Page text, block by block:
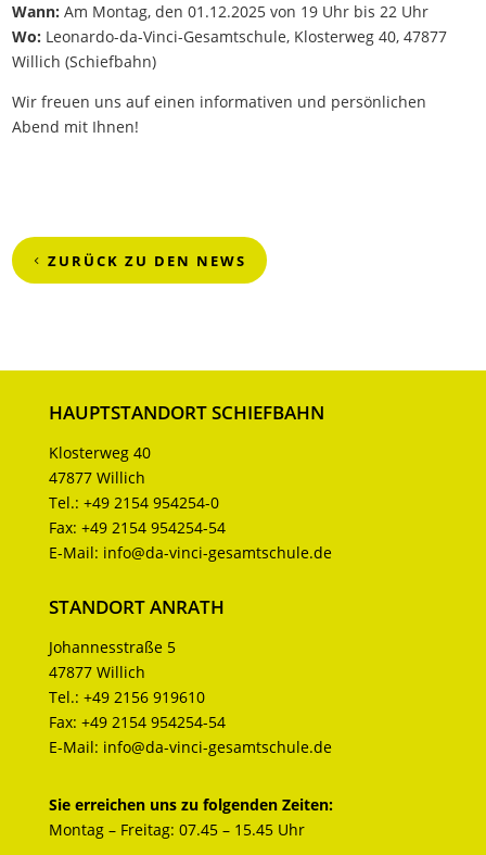
Wann: Am Montag, den 01.12.2025 von 19 Uhr bis 22 Uhr
Wo: Leonardo-da-Vinci-Gesamtschule, Klosterweg 40, 47877
Willich (Schiefbahn)
Wir freuen uns auf einen informativen und persönlichen
Abend mit Ihnen!
ZURÜCK ZU DEN NEWS
HAUPTSTANDORT SCHIEFBAHN
Klosterweg 40
47877 Willich
Tel.: +49 2154 954254-0
Fax: +49 2154 954254-54
E-Mail: info@da-vinci-gesamtschule.de
STANDORT ANRATH
Johannesstraße 5
47877 Willich
Tel.: +49 2156 919610
Fax: +49 2154 954254-54
E-Mail: info@da-vinci-gesamtschule.de
Sie erreichen uns zu folgenden Zeiten:
Montag – Freitag: 07.45 – 15.45 Uhr